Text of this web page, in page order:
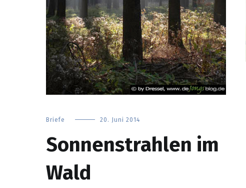
Briefe 20. Juni 2014
Sonnenstrahlen im
Wald